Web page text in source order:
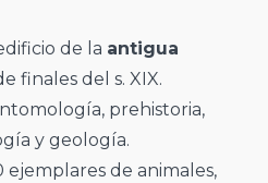
de la antigua
finales del s. XIX.
prehistoria,
y geología.
de animales,